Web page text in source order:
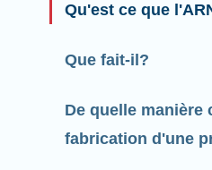
Qu'est ce que
Que fait-il?
De quelle manière
fabrication d'une